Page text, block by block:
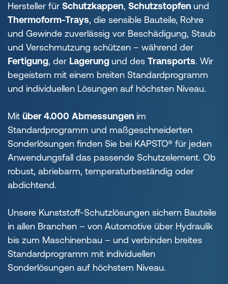
Hersteller für Schutzkappen, Schutzstopfen und
Thermoform-Trays, die sensible Bauteile, Rohre
und Gewinde zuverlässig vor Beschädigung, Staub
und Verschmutzung schützen – während der
Fertigung, der Lagerungund des Transports. Wir
begeistern mit einem breiten Standardprogramm
und individuellen Lösungen auf höchsten Niveau.
Mit über 4.000 Abmessungen im
Standardprogramm und maßgeschneiderten
Sonderlösungen finden Sie bei KAPSTO® für jeden
Anwendungsfall das passende Schutzelement. Ob
robust, abriebarm, temperaturbeständig oder
abdichtend.
Unsere Kunststoff-Schutzlösungen sichern Bauteile
in allen Branchen – von Automotive über Hydraulik
bis zum Maschinenbau – und verbinden breites
Standardprogramm mit individuellen
Sonderlösungen auf höchstem Niveau.